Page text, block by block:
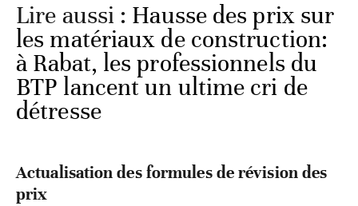
Lire aussi : Hausse des prix sur
les matériaux de construction:
à Rabat, les professionnels du
BTP lancent un ultime cri de
détresse
Actualisation des formules de révision des
prix